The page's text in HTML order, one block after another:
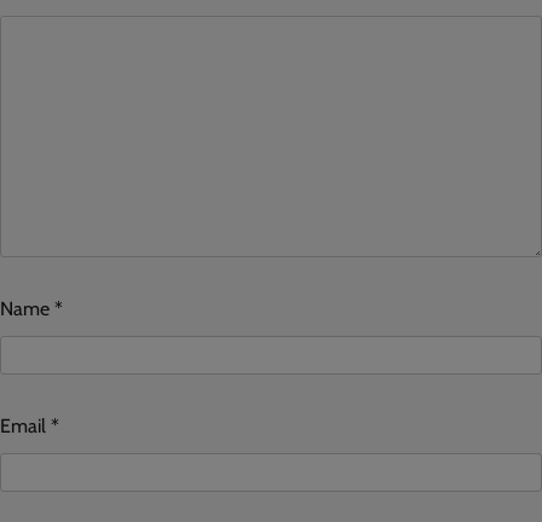
Name *
Email *